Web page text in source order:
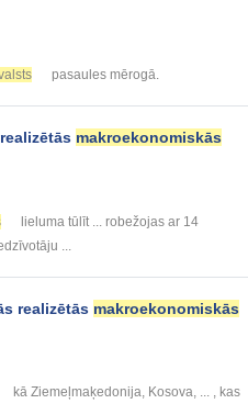
pasaules mērogā.
makroekonomiskās
lieluma tūlīt ... robežojas ar 14
...
realizētās makroekonomiskās
kā Ziemeļmaķedonija, Kosova, ... , kas